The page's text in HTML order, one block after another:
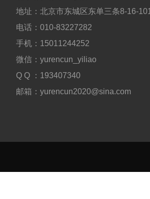
地址：北京市东城区东单三条8-16-101
电话：010-83227282
手机：15011244252
微信：yurencun_yiliao
Q Q ：193407340
邮箱：yurencun2020@sina.com